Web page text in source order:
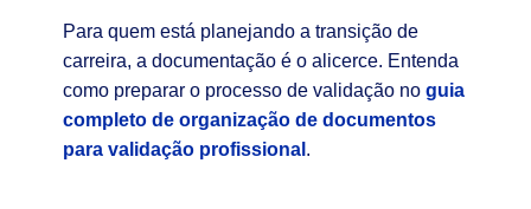
Para quem está planejando a transição de
carreira, a documentação é o alicerce. Entenda
como preparar o processo de validação no guia
completo de organização de documentos
para validação profissional .